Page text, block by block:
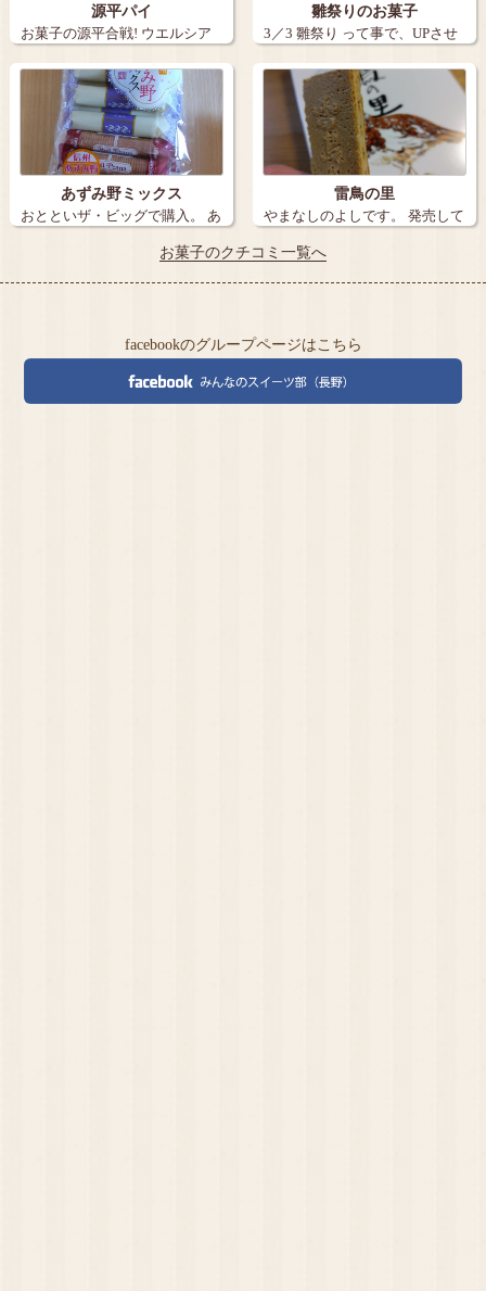
源平パイ
お菓子の源平合戦! ウエルシア
若槻店に…
雛祭りのお菓子
3／3 雛祭り って事で、UPさせ
て頂…
あずみ野ミックス
おとといザ・ビッグで購入。 あ
雷鳥の里
やまなしのよしです。 発売して
もぅ…
お菓子のクチコミ一覧へ
facebookのグループページはこちら